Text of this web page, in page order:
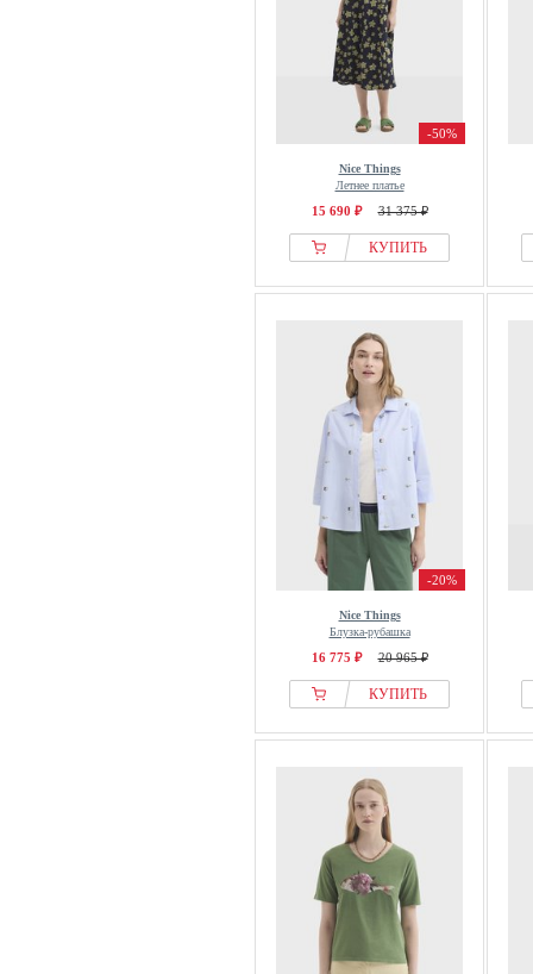
-50%
Nice Things
Летнее платье
15 690 ₽ 31 375 ₽
КУПИТЬ
-20%
Nice Things
Блузка-рубашка
16 775 ₽ 20 965 ₽
КУПИТЬ